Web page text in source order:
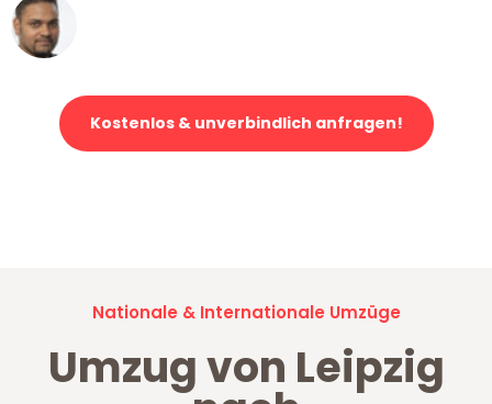
Kostenlos & unverbindlich anfragen!
Nationale & Internationale Umzüge
Umzug von Leipzig